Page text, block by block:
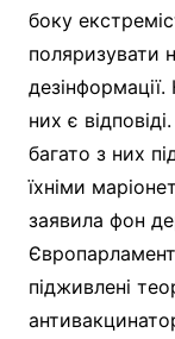
боку
поляризувати
них є
багато з них
їхніми
заявила фон
підживлені